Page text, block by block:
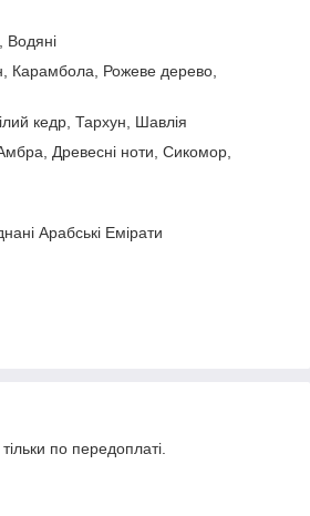
Водяні
Карамбола, Рожеве дерево,
кедр, Тархун, Шавлія
Древесні ноти, Сикомор,
Арабські Емірати
по передоплаті.